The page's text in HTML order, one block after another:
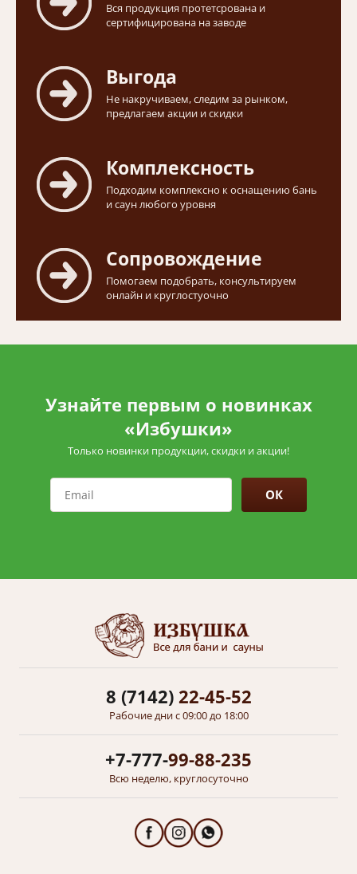
Вся продукция протетсрована и
сертифицирована на заводе
Выгода
Не накручиваем, следим за рынком,
предлагаем акции и скидки
Комплексность
Подходим комплексно к оснащению бань
и саун любого уровня
Сопровождение
Помогаем подобрать, консультируем
онлайн и круглостуочно
Узнайте первым о новинках
«Избушки»
Только новинки продукции, скидки и акции!
ОК
8 (7142)22-45-52
Рабочие дни с 09:00 до 18:00
+7-777-99-88-235
Всю неделю, круглосуточно